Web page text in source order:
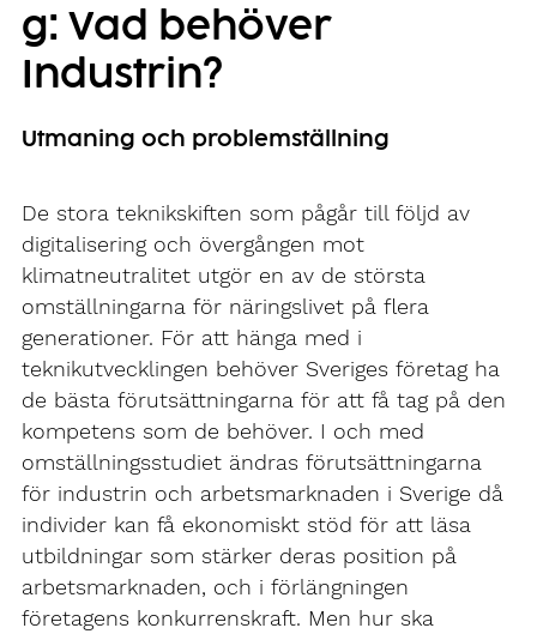
g: Vad behöver
Industrin?
Utmaning och problemställning
De stora teknikskiften som pågår till följd av
digitalisering och övergången mot
klimatneutralitet utgör en av de största
omställningarna för näringslivet på flera
generationer. För att hänga med i
teknikutvecklingen behöver Sveriges företag ha
de bästa förutsättningarna för att få tag på den
kompetens som de behöver. I och med
omställningsstudiet ändras förutsättningarna
för industrin och arbetsmarknaden i Sverige då
individer kan få ekonomiskt stöd för att läsa
utbildningar som stärker deras position på
arbetsmarknaden, och i förlängningen
företagens konkurrenskraft. Men hur ska